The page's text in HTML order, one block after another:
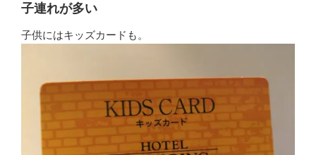
子連れが多い
子供にはキッズカードも。